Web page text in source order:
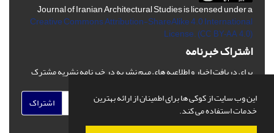
این وب سایت از کوکی ها برای اطمینان از ارائه بهترین
خدمات استفاده می کند.
Journal of Iranian Architectural Studies is licensed under a
Creative Commons Attribution-ShareAlike 4.0 International
License. (CC BY-AA 4.0)
اشتراک خبرنامه
برای دریافت اخبار و اطلاعیه های مهم نشریه در خبرنامه نشریه مشترک
اشتراک